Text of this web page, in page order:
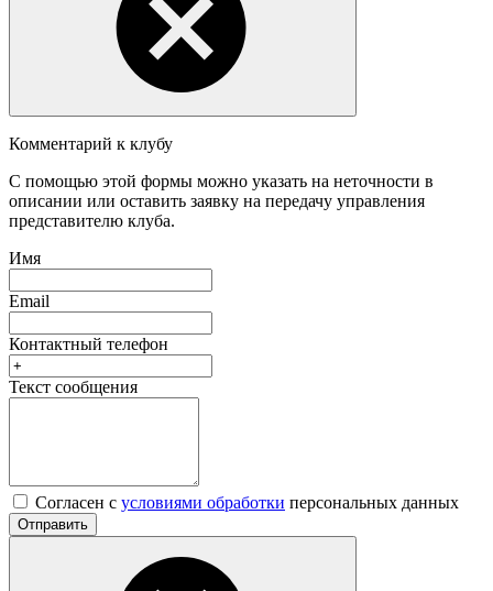
Комментарий к клубу
С помощью этой формы можно указать на неточности в
описании или оставить заявку на передачу управления
представителю клуба.
Имя
Email
Контактный телефон
Текст сообщения
Согласен с условиями обработки персональных данных
Отправить